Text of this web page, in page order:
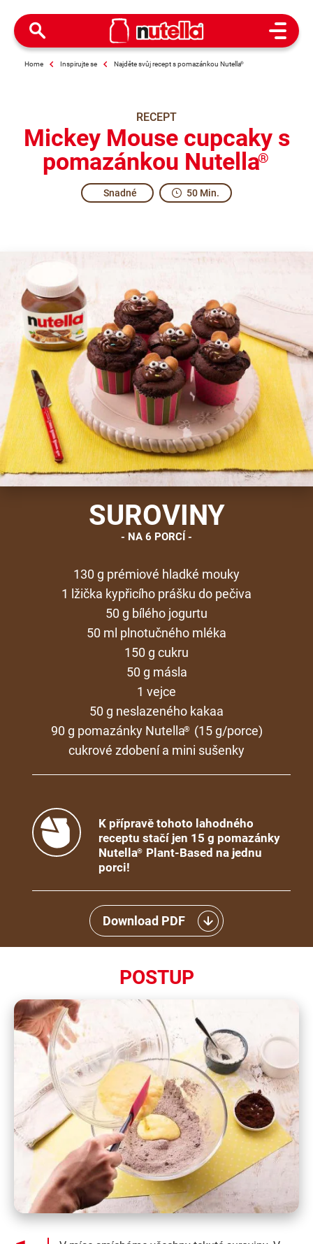
Open
Home Inspirujte se Najděte svůj recept s pomazánkou Nutella®
RECEPT
Mickey Mouse cupcaky s
pomazánkou Nutella®
Snadné 50 Min.
SUROVINY
NA 6 PORCÍ
130 g prémiové hladké mouky
1 lžička kypřicího prášku do pečiva
50 g bílého jogurtu
50 ml plnotučného mléka
150 g cukru
50 g másla
1 vejce
50 g neslazeného kakaa
90 g pomazánky Nutella®
(15 g/porce)
cukrové zdobení a mini sušenky
K přípravě tohoto lahodného
receptu stačí jen 15 g pomazánky
Nutella® Plant-Based na jednu
porci!
Download PDF
POSTUP